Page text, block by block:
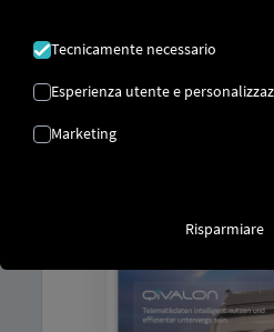
Utilizzate già
? Allora potete
servizio con i dati dei
Tecnicamente necessario
Esperienza utente e
Marketing
Risparmiare